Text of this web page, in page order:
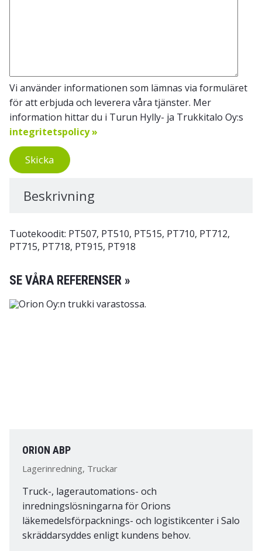
Vi använder informationen som lämnas via formuläret
för att erbjuda och leverera våra tjänster. Mer
information hittar du i Turun Hylly- ja Trukkitalo Oy:s
integritetspolicy »
Skicka
Beskrivning
Tuotekoodit: PT507, PT510, PT515, PT710, PT712,
PT715, PT718, PT915, PT918
SE VÅRA REFERENSER »
ORION ABP
Lagerinredning, Truckar
Truck-, lagerautomations- och
inredningslösningarna för Orions
läkemedelsförpacknings- och logistikcenter i Salo
skräddarsyddes enligt kundens behov.